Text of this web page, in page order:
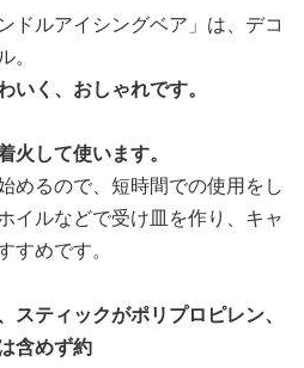
ドルアイシングベア」は、デコ
。
いく、おしゃれです。
火して使います。
めるので、短時間での使用をし
イルなどで受け皿を作り、キャ
すめです。
スティックがポリプロピレン、
含めず約